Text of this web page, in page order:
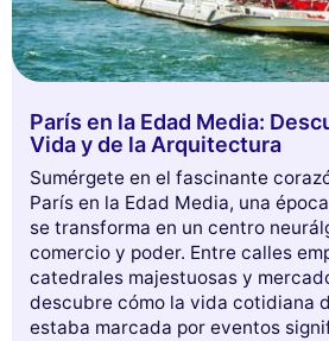
París en la Edad Media:
Vida y de la Arquitectura
Sumérgete en el fascinante
París en la Edad Media, una
se transforma en un centro
comercio y poder. Entre calles
catedrales majestuosas y
descubre cómo la vida cotidiana
estaba marcada por eventos